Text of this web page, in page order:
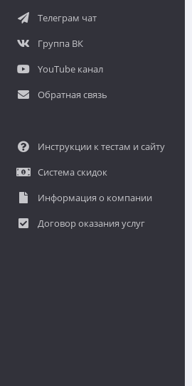
Телеграм чат
Группа ВК
YouTube канал
Обратная связь
Инструкции к тестам и сайту
Система скидок
Информация о компании
Договор оказания услуг